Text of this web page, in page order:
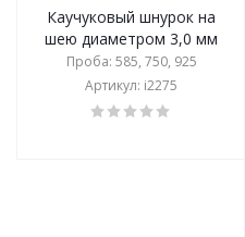
Каучуковый шнурок на
шею диаметром 3,0 мм
Проба: 585, 750, 925
Артикул: i2275